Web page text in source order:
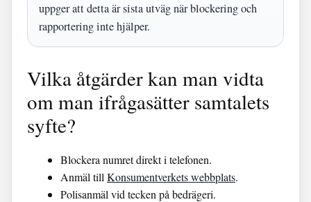
uppger att detta är sista utväg när blockering och
rapportering inte hjälper.
Vilka åtgärder kan man vidta
om man ifrågasätter samtalets
syfte?
Blockera numret direkt i telefonen.
Anmäl till Konsumentverkets webbplats.
Polisanmäl vid tecken på bedrägeri.